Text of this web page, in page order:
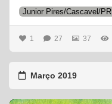
Junior Pires/Cascavel/PR
1 27 37
Março 2019